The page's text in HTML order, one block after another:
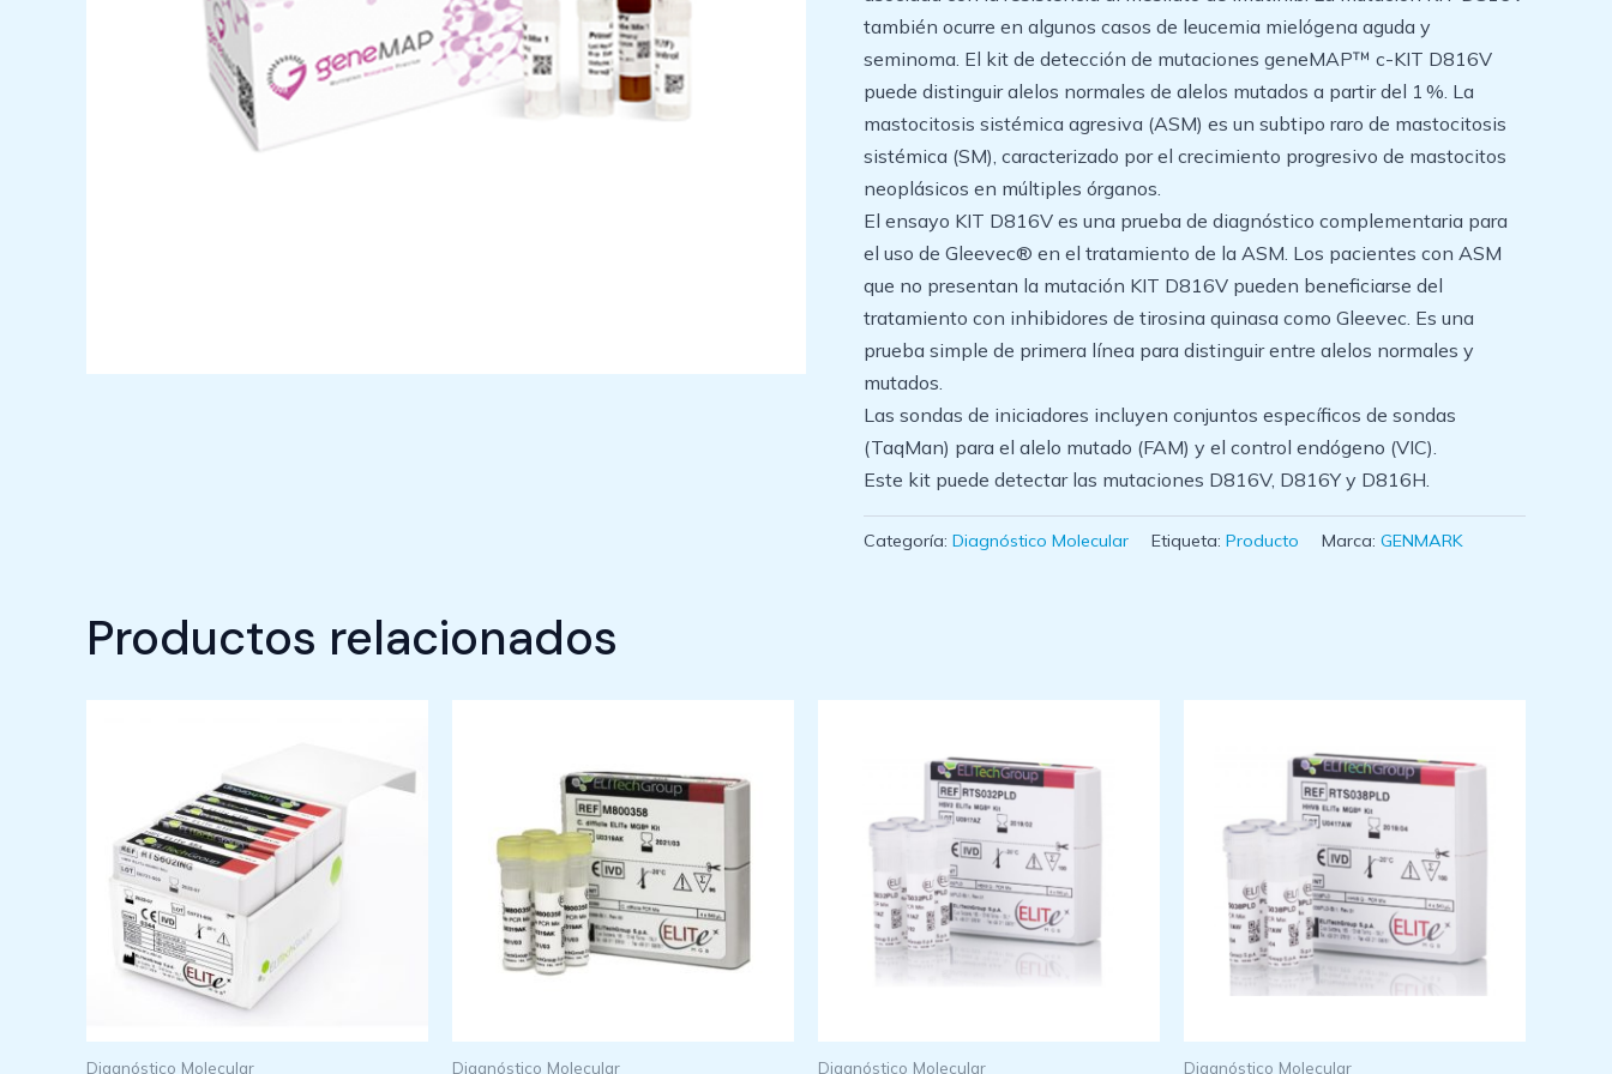
también ocurre en algunos casos de leucemia mielógena aguda y
seminoma. El kit de detección de mutaciones geneMAP™ c-KIT D816V
puede distinguir alelos normales de alelos mutados a partir del 1 %. La
mastocitosis sistémica agresiva (ASM) es un subtipo raro de mastocitosis
sistémica (SM), caracterizado por el crecimiento progresivo de mastocitos
neoplásicos en múltiples órganos.
El ensayo KIT D816V es una prueba de diagnóstico complementaria para
el uso de Gleevec® en el tratamiento de la ASM. Los pacientes con ASM
que no presentan la mutación KIT D816V pueden beneficiarse del
tratamiento con inhibidores de tirosina quinasa como Gleevec. Es una
prueba simple de primera línea para distinguir entre alelos normales y
mutados.
Las sondas de iniciadores incluyen conjuntos específicos de sondas
(TaqMan) para el alelo mutado (FAM) y el control endógeno (VIC).
Este kit puede detectar las mutaciones D816V, D816Y y D816H.
Categoría: Diagnóstico Molecular Etiqueta: Producto Marca: GENMARK
Productos relacionados
Diagnóstico Molecular Diagnóstico Molecular Diagnóstico Molecular Diagnóstico Molecular